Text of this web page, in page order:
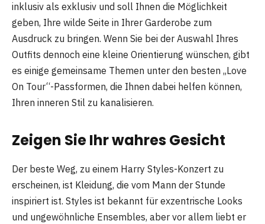
inklusiv als exklusiv und soll Ihnen die Möglichkeit
geben, Ihre wilde Seite in Ihrer Garderobe zum
Ausdruck zu bringen. Wenn Sie bei der Auswahl Ihres
Outfits dennoch eine kleine Orientierung wünschen, gibt
es einige gemeinsame Themen unter den besten „Love
On Tour“-Passformen, die Ihnen dabei helfen können,
Ihren inneren Stil zu kanalisieren.
Zeigen Sie Ihr wahres Gesicht
Der beste Weg, zu einem Harry Styles-Konzert zu
erscheinen, ist Kleidung, die vom Mann der Stunde
inspiriert ist. Styles ist bekannt für exzentrische Looks
und ungewöhnliche Ensembles, aber vor allem liebt er